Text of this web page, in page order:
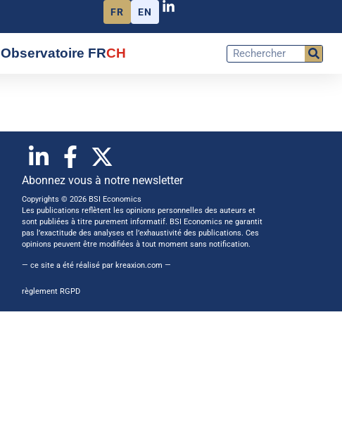
FR EN
Observatoire FRCH
Abonnez vous à notre newsletter
Copyrights © 2026 BSI Economics
Les publications reflètent les opinions personnelles des auteurs et
sont publiées à titre purement informatif. BSI Economics ne garantit
pas l’exactitude des analyses et l’exhaustivité des publications. Ces
opinions peuvent être modifiées à tout moment sans notification.
— ce site a été réalisé par kreaxion.com —
règlement RGPD